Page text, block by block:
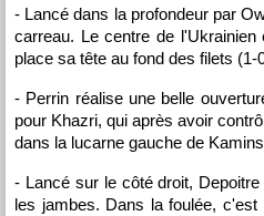
- Lancé dans la profondeur par
carreau. Le centre de
place sa tête au fond des filets (1-
- Perrin réalise une belle
pour Khazri, qui après avoir
dans la lucarne gauche de
- Lancé sur le côté droit,
les jambes. Dans la foulée,